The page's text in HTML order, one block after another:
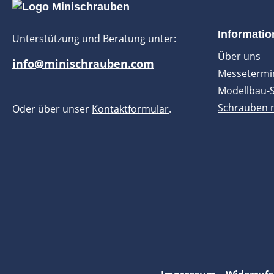
Unterstützung und Beratung unter:
info@minischrauben.com
Oder über unser Kontaktformular.
Über uns
Modellbau-
Schrauben